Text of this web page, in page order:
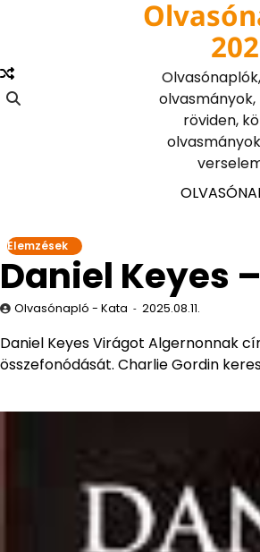
röviden,
Elemzések
Daniel Keyes
Olvasónapló - Kata 2025.08.11.
Daniel Keyes Virágot Algernonnak
összefonódását. Charlie Gordin